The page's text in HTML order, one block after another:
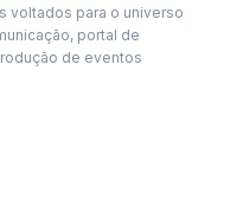
voltados para o universo
portal de
de eventos